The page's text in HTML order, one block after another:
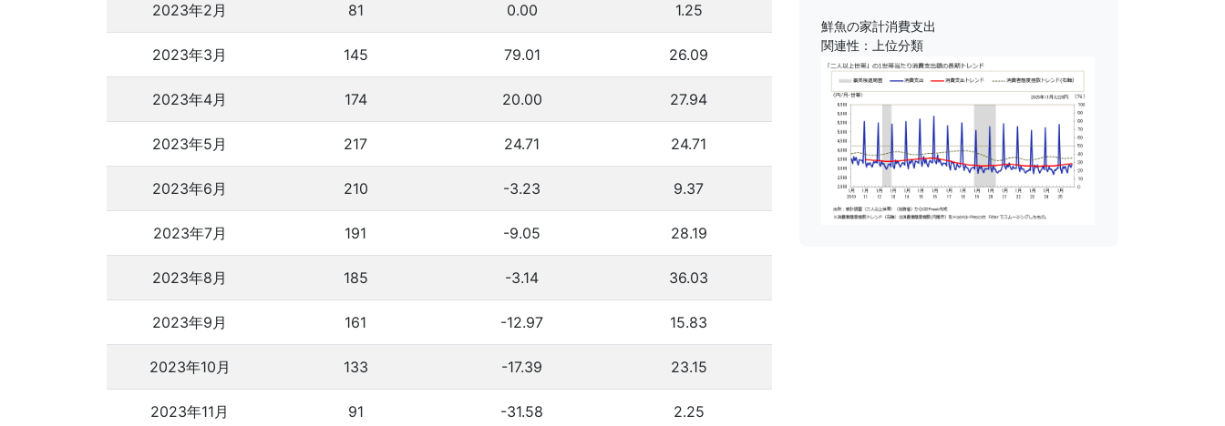
2023年2月 81 0.00 1.25
2023年3月 145 79.01 26.09
2023年4月 174 20.00 27.94
2023年5月 217 24.71 24.71
2023年6月 210 -3.23 9.37
2023年7月 191 -9.05 28.19
2023年8月 185 -3.14 36.03
2023年9月 161 -12.97 15.83
2023年10月 133 -17.39 23.15
2023年11月 91 -31.58 2.25
鮮魚の家計消費支出
関連性：上位分類